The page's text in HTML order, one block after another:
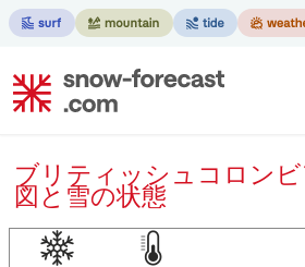
ブリティッシュコロンビア州用の天気
図と雪の状態